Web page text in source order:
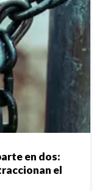
en dos:
el